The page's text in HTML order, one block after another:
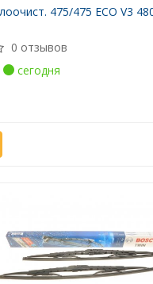
475/475 ECO V3
0 отзывов
сегодня